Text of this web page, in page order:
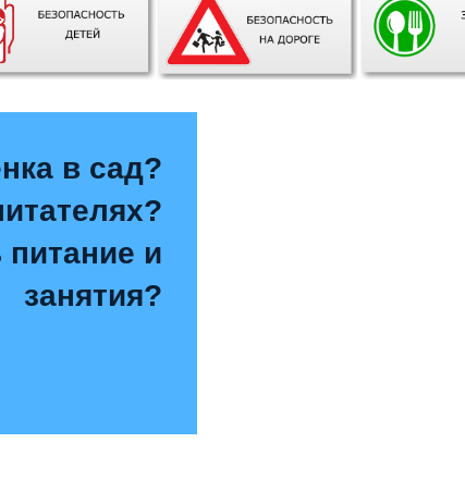
в сад?
питание и
занятия?